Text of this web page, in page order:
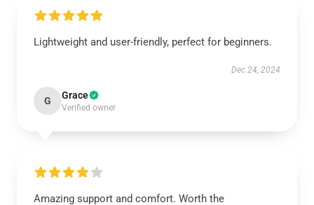
Lightweight and user-friendly, perfect for beginners.
Dec 24, 2024
G Grace
Verified owner
Amazing support and comfort. Worth the